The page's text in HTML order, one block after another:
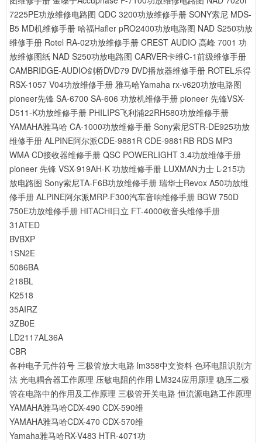
7225PE功放维修电路图 QDC 3200功放维修手册 SONY索尼 MDS-
B5 MD机维修手册 哈福Hafler pRO2400功放电路图 NAD S250功放
维修手册 Rotel RA-02功放维修手册 CREST AUDIO 高峰 7001 功
放维修图纸 NAD S250功放电路图 CARVER卡维C-1前级维修手册
CAMBRIDGE-AUDIO剑桥DVD79 DVD播放器维修手册 ROTEL乐得
RSX-1057 V04功放维修手册 雅马哈Yamaha rx-v620功放电路图
pioneer先锋 SA-6700 SA-606 功放机维修手册 pioneer 先锋VSX-
D511-K功放维修手册 PHILIPS飞利浦22RH580功放维修手册
YAMAHA雅马哈 CA-1000功放维修手册 Sony索尼STR-DE925功放
维修手册 ALPINE阿尔派CDE-9881R CDE-9881RB RDS MP3
WMA CD接收器维修手册 QSC POWERLIGHT 3.4功放维修手册
pioneer 先锋 VSX-919AH-K 功放维修手册 LUXMAN力士 L-215功
放电路图 Sony索尼TA-F6B功放维修手册 瑞华士Revox A50功放维
修手册 ALPINE阿尔派MRP-F300汽车音响维修手册 BGW 750D
750E功放维修手册 HITACHI日立 FT-4000收音头维修手册
31ATED
BVBXP
1SN2E
5086BA
218BL
K2518
35AIRZ
3ZB0E
LD2117AL36A
CBR
各种电子元件符号 三极管放大电路 lm358中文资料 色环电阻识别方
法 光电耦合器工作原理 压敏电阻的作用 LM324应用原理 稳压二极
管在电路中的作用及工作原理 三极管开关电路 恒流源电路工作原理
YAMAHA雅马哈CDX-490 CDX-590维
YAMAHA雅马哈CDX-470 CDX-570维
Yamaha雅马哈RX-V483 HTR-4071功